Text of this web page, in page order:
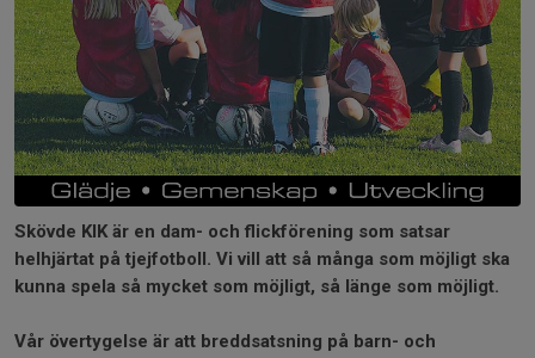
Skövde KIK är en dam- och flickförening som satsar
helhjärtat på tjejfotboll. Vi vill att så många som möjligt ska
kunna spela så mycket som möjligt, så länge som möjligt.
Vår övertygelse är att breddsatsning på barn- och